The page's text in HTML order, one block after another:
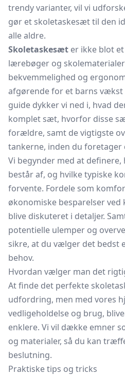
trendy varianter, vil vi
gør et skoletaskesæt til den
alle aldre.
Skoletaskesæt er ikke blot
lærebøger og
bekvemmelighed og
afgørende for et barns vækst
guide dykker vi ned i, hvad
komplet sæt, hvorfor disse
forældre, samt de vigtigste
tankerne, inden du foretager
Vi begynder med at definere,
består af, og hvilke typiske
forvente. Fordele som
økonomiske besparelser
blive diskuteret i detaljer.
potentielle ulemper og
sikre, at du vælger det bedst
behov.
Hvordan vælger man det
At finde det perfekte
udfordring, men med vores
vedligeholdelse og brug,
enklere. Vi vil dække emner
og materialer, så du kan
beslutning.
Praktiske tips og tricks